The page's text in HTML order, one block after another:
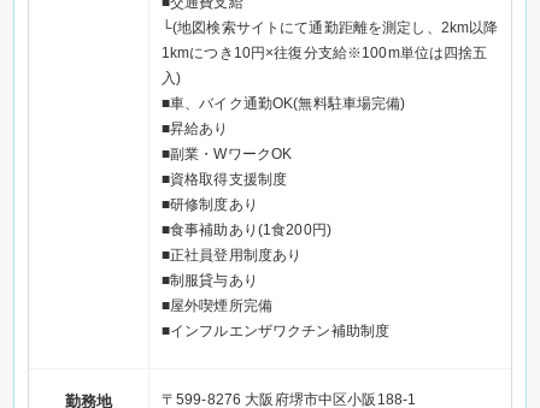
└月給191,200円～258,400円
◆月23日
└月給219,880円～297,160円
└(地図検索サイトにて通勤距離を測定し、2km以降
1kmにつき10円×往復分支給※100m単位は四捨五
入)
■車、バイク通勤OK(無料駐車場完備)
■昇給あり
■副業・WワークOK
■資格取得支援制度
■研修制度あり
■食事補助あり(1食200円)
■正社員登用制度あり
■制服貸与あり
■屋外喫煙所完備
■インフルエンザワクチン補助制度
勤務地 〒599-8276 大阪府堺市中区小阪188-1